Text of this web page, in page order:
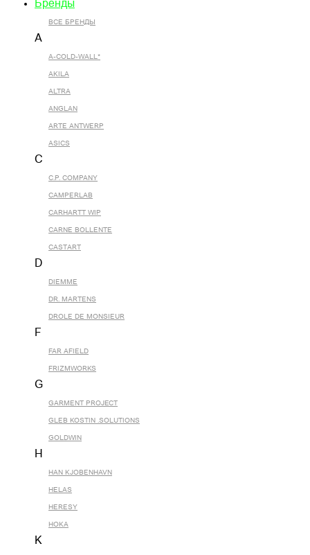
Бренды
ВСЕ БРЕНДЫ
A
A-COLD-WALL*
AKILA
ALTRA
ANGLAN
ARTE ANTWERP
ASICS
C
C.P. COMPANY
CAMPERLAB
CARHARTT WIP
CARNE BOLLENTE
CASTART
D
DIEMME
DR. MARTENS
DROLE DE MONSIEUR
F
FAR AFIELD
FRIZMWORKS
G
GARMENT PROJECT
GLEB KOSTIN .SOLUTIONS
GOLDWIN
H
HAN KJOBENHAVN
HELAS
HERESY
HOKA
K